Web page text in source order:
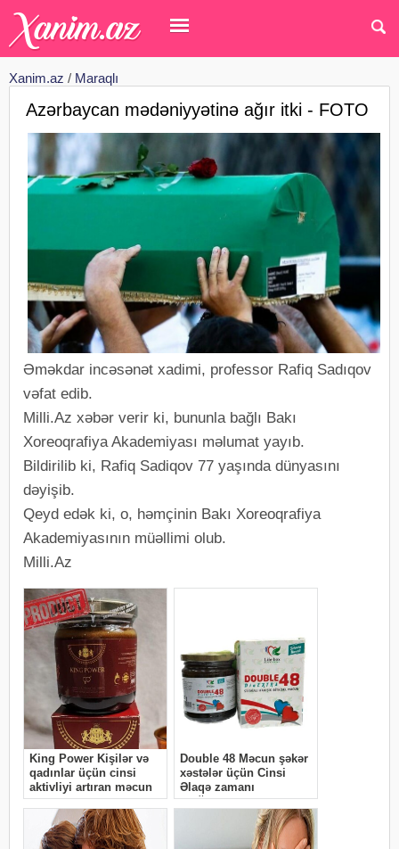
Xanim.az / Maraqlı
Azərbaycan mədəniyyətinə ağır itki - FOTO
Əməkdar incəsənət xadimi, professor Rafiq Sadıqov
vəfat edib.
Milli.Az xəbər verir ki, bununla bağlı Bakı
Xoreoqrafiya Akademiyası məlumat yayıb.
Bildirilib ki, Rafiq Sadiqov 77 yaşında dünyasını
dəyişib.
Qeyd edək ki, o, həmçinin Bakı Xoreoqrafiya
Akademiyasının müəllimi olub.
Milli.Az